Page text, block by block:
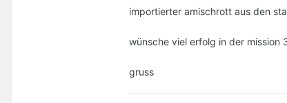
importierter amischrott aus den
wünsche viel erfolg in der mission
gruss